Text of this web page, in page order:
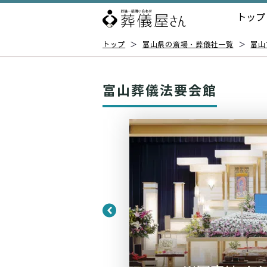
トップ
トップ ＞ 富山県の斎場・葬儀社一覧 ＞ 富
富山葬儀法要会館